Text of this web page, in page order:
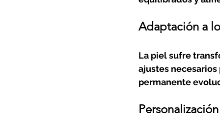
Adaptación a
La piel sufre
ajustes
permanente